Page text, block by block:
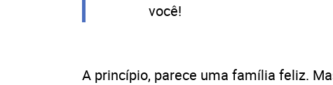
você!
A princípio, parece uma família feliz.